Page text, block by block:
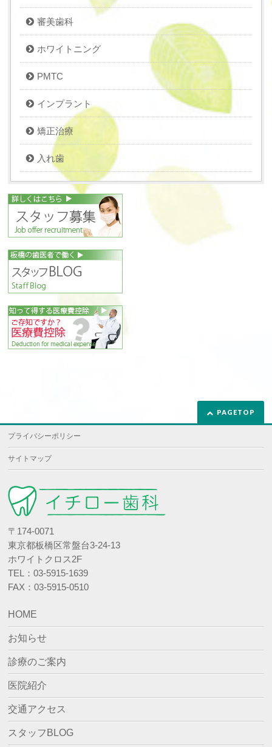
審美歯科
ホワイトニング
PMTC
インプラント
矯正治療
入れ歯
PAGETOP
プライバシーポリシー
サイトマップ
〒174-0071
東京都板橋区常盤台3-24-13
ホワイトクロス2F
TEL：03-5915-1639
FAX：03-5915-0510
HOME
お知らせ
診療のご案内
医院紹介
交通アクセス
スタッフBLOG